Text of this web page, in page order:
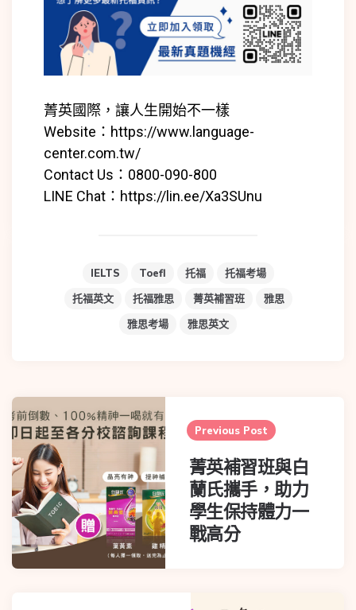
菁英國際，讓人生開始不一樣
Website： https://www.language-
center.com.tw/
Contact Us：0800-090-800
LINE Chat： https://lin.ee/Xa3SUnu
IELTS Toefl 托福
托福考場
托福英文
托福雅思 菁英補習班
雅思
雅思考場
雅思英文
Previous Post
菁英補習班與白
蘭氏攜手，助力
學生保持體力一
戰高分